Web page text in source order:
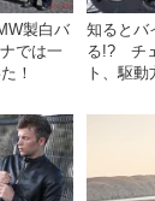
製白バ
では一
！
知るとバ
る!? チ
ト、駆